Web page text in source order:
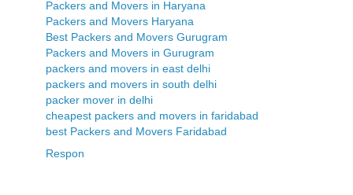
Packers and Movers in Haryana
Packers and Movers Haryana
Best Packers and Movers Gurugram
Packers and Movers in Gurugram
packers and movers in east delhi
packers and movers in south delhi
packer mover in delhi
cheapest packers and movers in faridabad
best Packers and Movers Faridabad
Respon